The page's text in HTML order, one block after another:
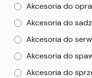
Akcesoria do
Akcesoria do
Akcesoria do
Akcesoria do
Akcesoria do